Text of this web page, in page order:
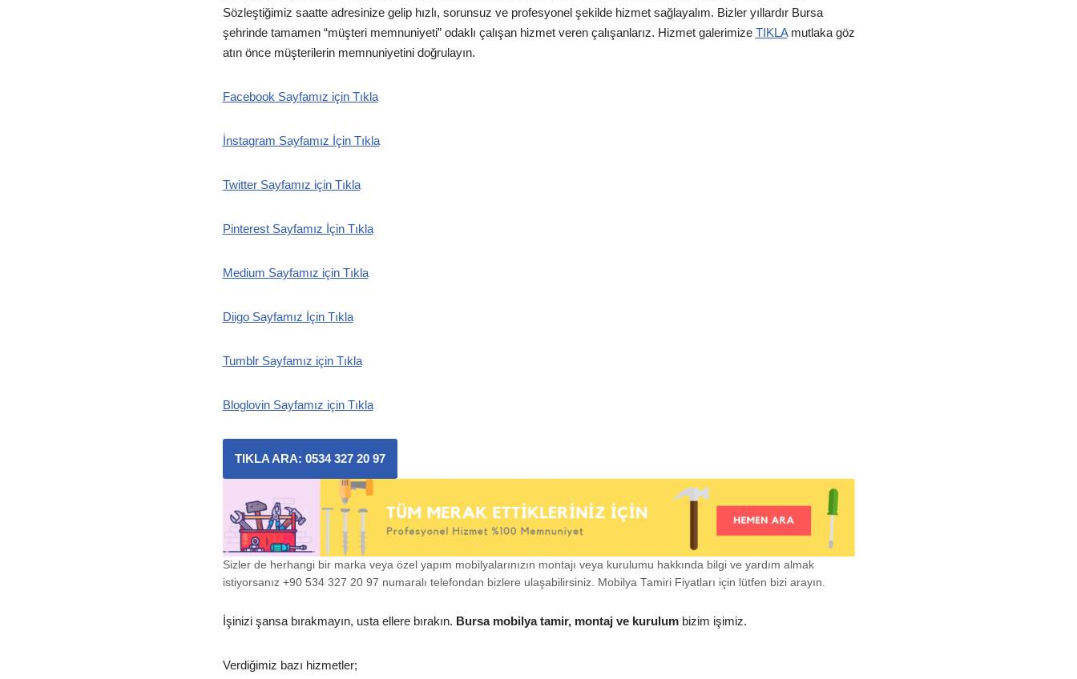
Sözleştiğimiz saatte adresinize gelip hızlı, sorunsuz ve profesyonel şekilde hizmet sağlayalım. Bizler yıllardır Bursa
şehrinde tamamen “müşteri memnuniyeti” odaklı çalışan hizmet veren çalışanlarız. Hizmet galerimize TIKLAmutlaka göz
atın önce müşterilerin memnuniyetini doğrulayın.
Facebook Sayfamız için Tıkla
İnstagram Sayfamız İçin Tıkla
Twitter Sayfamız için Tıkla
Pinterest Sayfamız İçin Tıkla
Medium Sayfamız için Tıkla
Diigo Sayfamız İçin Tıkla
Tumblr Sayfamız için Tıkla
Bloglovin Sayfamız için Tıkla
TIKLA ARA: 0534 327 20 97
Sizler de herhangi bir marka veya özel yapım mobilyalarınızın montajı veya kurulumu hakkında bilgi ve yardım almak
istiyorsanız +90 534 327 20 97 numaralı telefondan bizlere ulaşabilirsiniz. Mobilya Tamiri Fiyatları için lütfen bizi arayın.
İşinizi şansa bırakmayın, usta ellere bırakın. Bursa mobilya tamir, montaj ve kurulumbizim işimiz.
Verdiğimiz bazı hizmetler;